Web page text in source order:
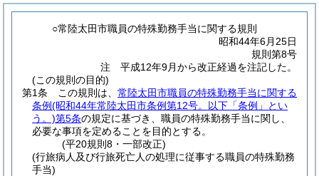
○常陸太田市職員の特殊勤務手当に関する規則
昭和44年6月25日
規則第8号
注 平成12年9月から改正経過を注記した。
(この規則の目的)
第1条
この規則は、 常陸太田市職員の特殊勤務手当に関する
条例(昭和44年常陸太田市条例第12号。以下「条例」とい
う。)第5条の規定に基づき、職員の特殊勤務手当に関し、
必要な事項を定めることを目的とする。
(平20規則8・一部改正)
(行旅病人及び行旅死亡人の処理に従事する職員の特殊勤務
手当)